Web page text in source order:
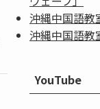
沖縄中国語教
沖縄中国語教
YouTube